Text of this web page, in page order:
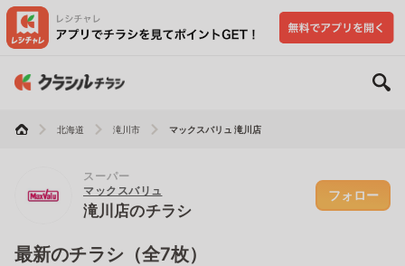
北海道 滝川市 マックスバリュ 滝川店
スーパー
マックスバリュ
滝川店のチラシ
フォロー
最新のチラシ（全7枚）